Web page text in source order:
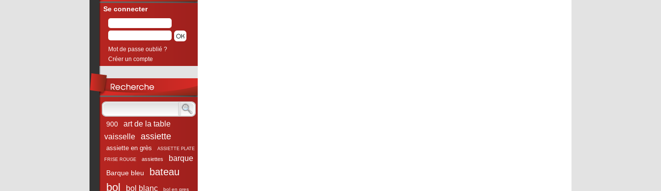
Se connecter
Mot de passe oublié ?
Créer un compte
900
art de la table
vaisselle
assiette
assiette en grès ASSIETTE PLATE
FRISE ROUGE assiettes barque
Barque bleu bateau
bol bol blanc bol en gres